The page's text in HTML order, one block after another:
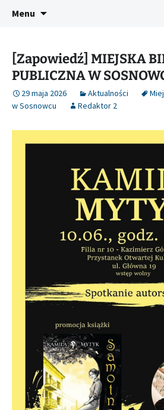
Śląski Pegaz
Platforma inicjatyw
Menu
[Zapowiedź] MIEJSKA
PUBLICZNA W
29 maja 2026 Aktualności
w Sosnowcu
Redaktor 2